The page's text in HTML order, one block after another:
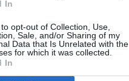
In
opt-out of Collection, Use,
Sale, and/or Sharing of my
Data that Is Unrelated with the
for which it was collected.
In